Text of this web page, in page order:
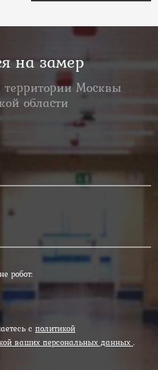
на замер
территории Москвы
области
робот:
с политикой
ваших персональных данных .